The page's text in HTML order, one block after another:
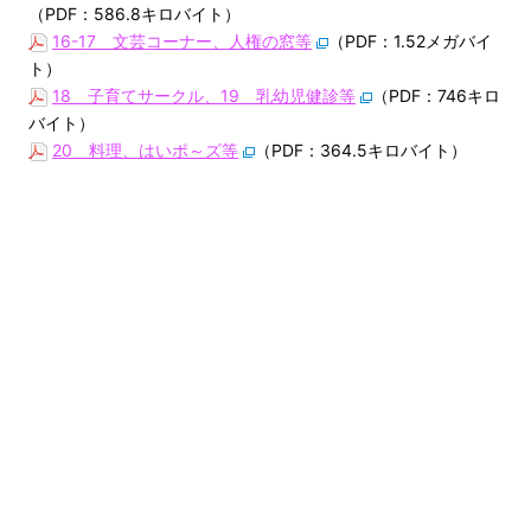
（PDF：586.8キロバイト）
16-17 文芸コーナー、人権の窓等
（PDF：1.52メガバイ
ト）
18 子育てサークル、19 乳幼児健診等
（PDF：746キロ
バイト）
20 料理、はいポ～ズ等
（PDF：364.5キロバイト）